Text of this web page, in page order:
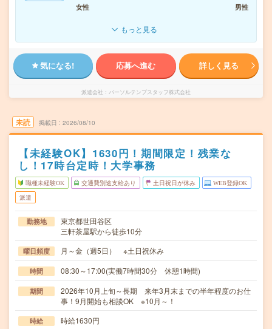
女性
男性
もっと見る
気になる! 応募へ進む 詳しく見る
派遣会社 パーソルテンプスタッフ株式会社
未読 掲載日 2026/08/10
【未経験OK】1630円！期間限定！残業な
し！17時台定時！大学事務
職種未経験OK 交通費別途支給あり 土日祝日が休み WEB登録OK
派遣
勤務地
東京都世田谷区
三軒茶屋駅から徒歩10分
曜日頻度 月～金（週5日） ※土日祝休み
時間 08:30～17:00(実働7時間30分 休憩1時間)
期間
2026年10月上旬～長期 来年3月末までの半年程度のお仕
事！9月開始も相談OK ※10月～！
時給 時給1630円